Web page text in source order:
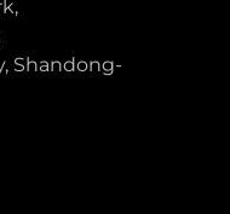
Shandong-